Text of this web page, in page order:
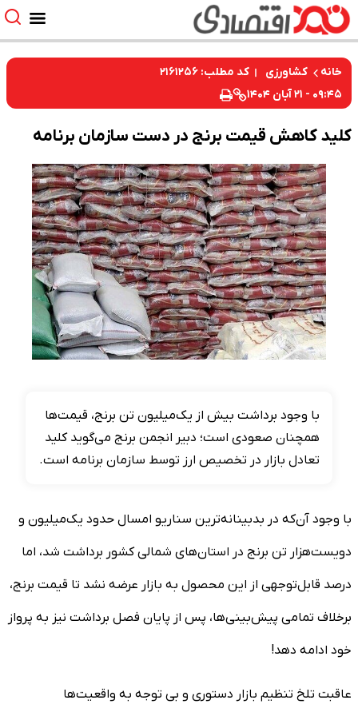
خانه کشاورزی
کد مطلب: ۲۱۶۱۲۵۶
۰۹:۴۵ - ۲۱ آبان ۱۴۰۴
کلید کاهش قیمت برنج در دست سازمان برنامه
با وجود برداشت بیش از یک‌میلیون تن برنج، قیمت‌ها
همچنان صعودی است؛ دبیر انجمن برنج می‌گوید کلید
تعادل بازار در تخصیص ارز توسط سازمان برنامه است.
با وجود آن‌که در بدبینانه‌ترین سناریو امسال حدود یک‌میلیون و
دویست‌هزار تن برنج در استان‌های شمالی کشور برداشت شد، اما
درصد قابل‌توجهی از این محصول به بازار عرضه نشد تا قیمت برنج،
برخلاف تمامی پیش‌بینی‌ها، پس از پایان فصل برداشت نیز به پرواز
خود ادامه دهد!
‌عاقبت تلخ تنظیم بازار دستوری و بی توجه به واقعیت‌ها